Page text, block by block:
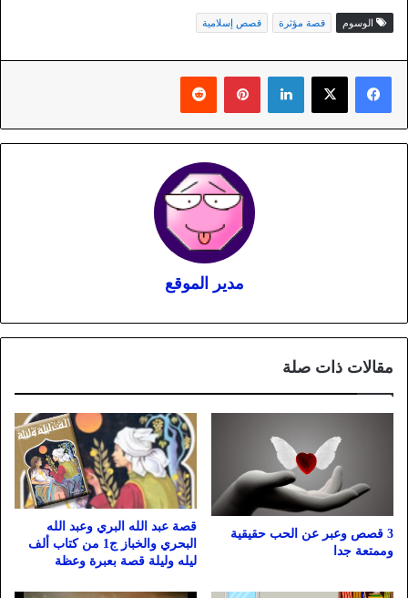
الوسوم قصة مؤثرة قصص إسلامية
لينكدإن بينتيريست
مدير الموقع
مقالات ذات صلة
3 قصص وعبر عن الحب حقيقية
وممتعة جدا
قصة عبد الله البري وعبد الله
البحري والخباز ج1 من كتاب ألف
ليله وليلة قصة بعبرة وعظة